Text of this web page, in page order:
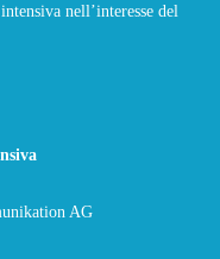
nell’interesse del
AG